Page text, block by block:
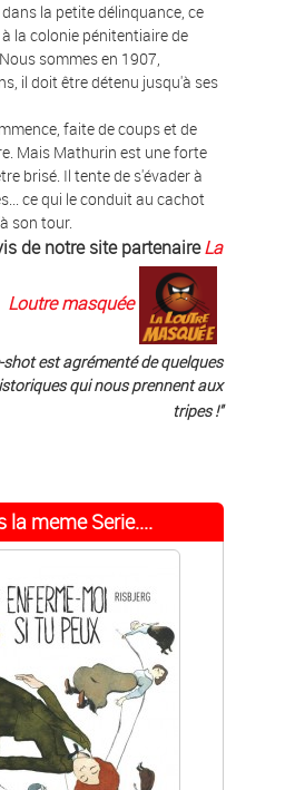
la petite délinquance, ce
la colonie pénitentiaire de
sommes en 1907,
il doit être détenu jusqu'à ses
faite de coups et de
Mais Mathurin est une forte
brisé. Il tente de s'évader à
ce qui le conduit au cachot
son tour.
de notre site partenaireLa
Loutre masquée
shot est agrémenté de quelques
qui nous prennent aux
tripes !"
la meme Serie....